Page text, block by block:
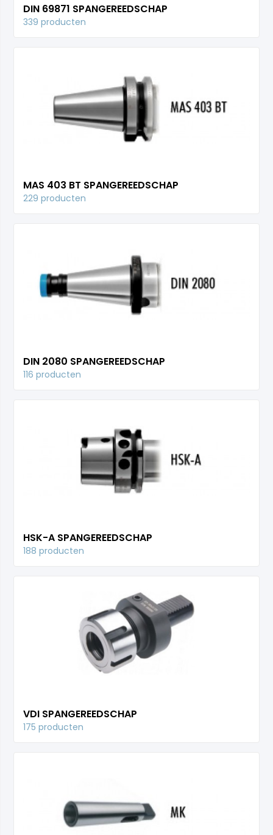
DIN 69871 SPANGEREEDSCHAP
339 producten
MAS 403 BT SPANGEREEDSCHAP
229 producten
DIN 2080 SPANGEREEDSCHAP
116 producten
HSK-A SPANGEREEDSCHAP
188 producten
VDI SPANGEREEDSCHAP
175 producten